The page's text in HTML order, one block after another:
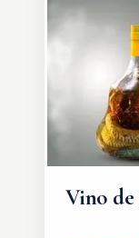
¡Les
Vino